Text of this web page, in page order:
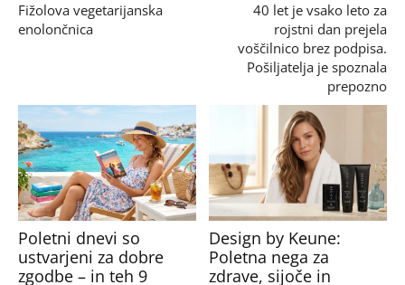
Fižolova vegetarijanska
enolončnica
40 let je vsako leto za
rojstni dan prejela
voščilnico brez podpisa.
Pošiljatelja je spoznala
prepozno
Poletni dnevi so
ustvarjeni za dobre
zgodbe – in teh 9
Design by Keune:
Poletna nega za
zdrave, sijoče in